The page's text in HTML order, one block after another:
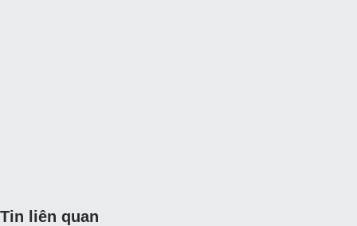
Tin liên quan